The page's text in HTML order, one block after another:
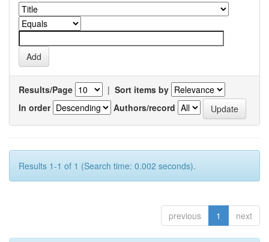
Results/Page | Sort items by
In order
Authors/record
Results 1-1 of 1 (Search time: 0.002 seconds).
previous 1 next